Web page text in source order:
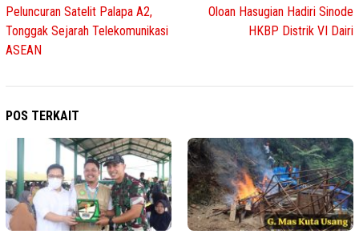
Peluncuran Satelit Palapa A2,
Tonggak Sejarah Telekomunikasi
ASEAN
Oloan Hasugian Hadiri Sinode
HKBP Distrik VI Dairi
POS TERKAIT